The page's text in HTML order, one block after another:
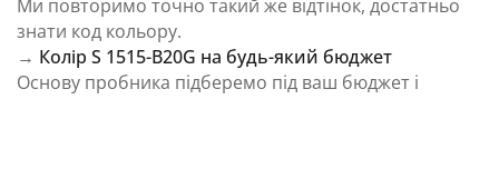
Ми повторимо точно такий же відтінок, достатньо
знати код кольору.
→ Колір S 1515-B20G на будь-який бюджет
Основу пробника підберемо під ваш бюджет і